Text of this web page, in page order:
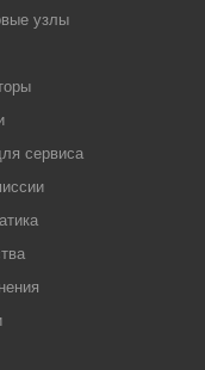
узлы
сервиса